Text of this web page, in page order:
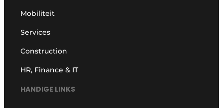
Mobiliteit
Services
Construction
HR, Finance & IT
HANDIGE LINKS